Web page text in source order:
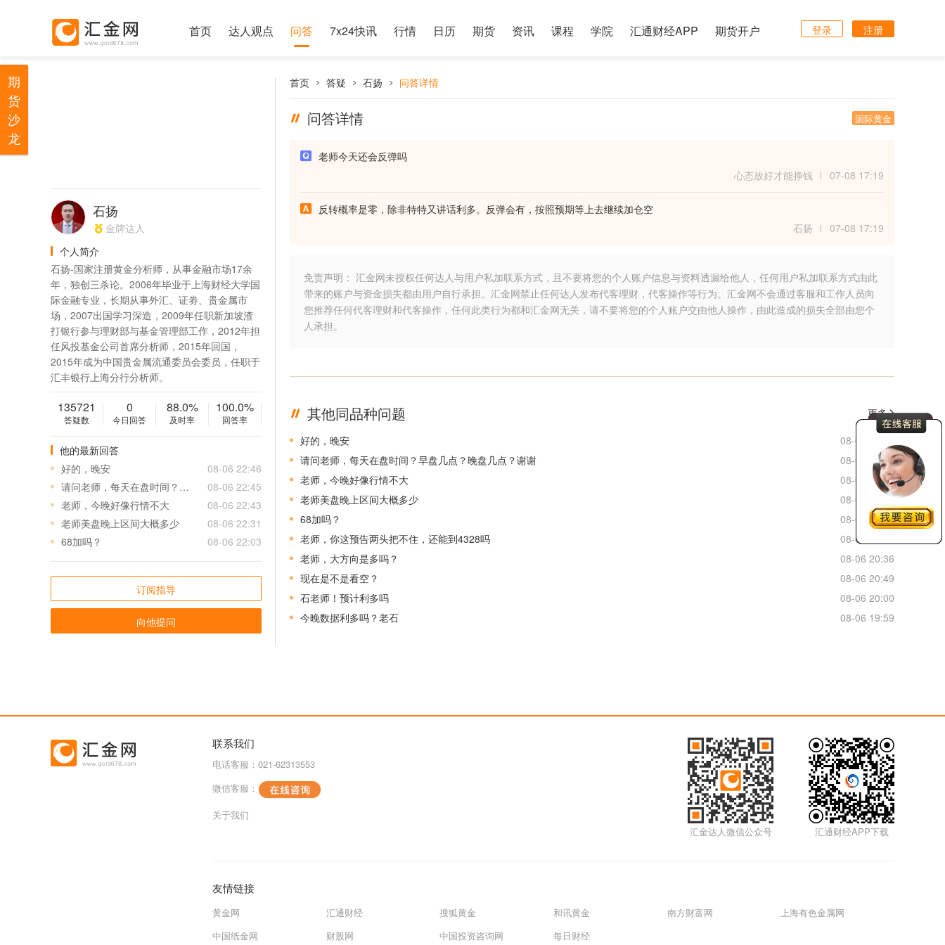
首页 达人观点 问答 7x24快讯 行情 日历 期货 资讯 课程 学院 汇通财经APP 期货开户 登录 注册
石扬
金牌达人
个人简介
石扬-国家注册黄金分析师，从事金融市场17余
年，独创三杀论。2006年毕业于上海财经大学国
际金融专业，长期从事外汇、证劵、贵金属市
场，2007出国学习深造，2009年任职新加坡渣
打银行参与理财部与基金管理部工作，2012年担
任风投基金公司首席分析师，2015年回国，
2015年成为中国贵金属流通委员会委员，任职于
汇丰银行上海分行分析师。
135721
答疑数
0
今日回答
88.0%
及时率
100.0%
回答率
他的最新回答
好的，晚安
08-06 22:46
请问老师，每天在盘时间？早盘几点？晚盘几点？谢谢
08-06 22:45
老师，今晚好像行情不大
08-06 22:43
老师美盘晚上区间大概多少
08-06 22:31
68加吗？
08-06 22:03
订阅指导
向他提问
首页 答疑 石扬 问答详情
问答详情 国际黄金
老师今天还会反弹吗
心态放好才能挣钱
07-08 17:19
反转概率是零，除非特特又讲话利多。反弹会有，按照预期等上去继续加仓空
石扬
07-08 17:19
免责声明： 汇金网未授权任何达人与用户私加联系方式，且不要将您的个人账户信息与资料透漏给他人，任何用户私加联系方式由此
带来的账户与资金损失都由用户自行承担。汇金网禁止任何达人发布代客理财，代客操作等行为。汇金网不会通过客服和工作人员向
您推荐任何代客理财和代客操作，任何此类行为都和汇金网无关，请不要将您的个人账户交由他人操作，由此造成的损失全部由您个
人承担。
其他同品种问题
更多
好的，晚安
08-06 22:46
请问老师，每天在盘时间？早盘几点？晚盘几点？谢谢
08-06 22:45
老师，今晚好像行情不大
08-06 22:43
老师美盘晚上区间大概多少
08-06 22:31
68加吗？
08-06 22:03
老师，你这预告两头把不住，还能到4328吗
08-06 21:25
老师，大方向是多吗？
08-06 20:36
现在是不是看空？
08-06 20:49
石老师！预计利多吗
08-06 20:00
今晚数据利多吗？老石
08-06 19:59
联系我们
电话客服：021-62313553
微信客服：
关于我们
汇通财经APP下载
汇金达人微信公众号
友情链接
黄金网 汇通财经 搜狐黄金 和讯黄金 南方财富网
上海有色金属网
中国纸金网
财股网 中国投资咨询网 每日财经
期
货
沙
龙